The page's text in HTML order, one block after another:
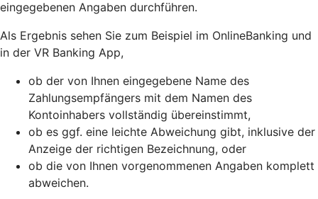
eingegebenen Angaben durchführen.
Als Ergebnis sehen Sie zum Beispiel im OnlineBanking und
in der VR Banking App,
ob der von Ihnen eingegebene Name des
Zahlungsempfängers mit dem Namen des
Kontoinhabers vollständig übereinstimmt,
ob es ggf. eine leichte Abweichung gibt, inklusive der
Anzeige der richtigen Bezeichnung, oder
ob die von Ihnen vorgenommenen Angaben komplett
abweichen.